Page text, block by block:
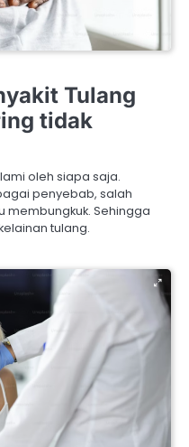
Tulang
tidak
oleh siapa saja.
penyebab, salah
membungkuk. Sehingga
tulang.